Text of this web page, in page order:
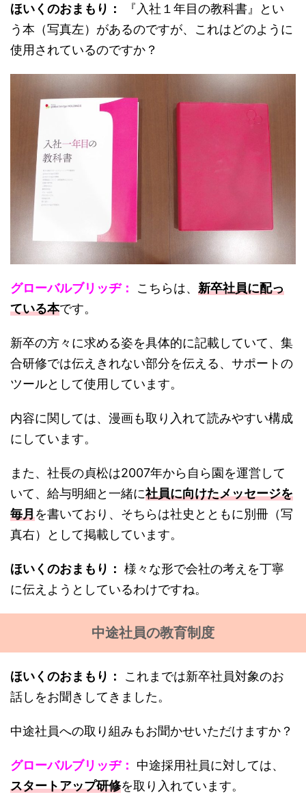
ほいくのおまもり：
『入社１年目の教科書』とい
う本（写真左）があるのですが、これはどのように
使用されているのですか？
グローバルブリッヂ： こちらは、 新卒社員に配っ
ている本です。
新卒の方々に求める姿を具体的に記載していて、集
合研修では伝えきれない部分を伝える、サポートの
ツールとして使用しています。
内容に関しては、漫画も取り入れて読みやすい構成
にしています。
また、社長の貞松は2007年から自ら園を運営して
いて、給与明細と一緒に社員に向けたメッセージを
毎月を書いており、そちらは社史とともに別冊（写
真右）として掲載しています。
ほいくのおまもり： 様々な形で会社の考えを丁寧
に伝えようとしているわけですね。
中途社員の教育制度
ほいくのおまもり：
これまでは新卒社員対象のお
話しをお聞きしてきました。
中途社員への取り組みもお聞かせいただけますか？
グローバルブリッヂ：
中途採用社員に対しては、
スタートアップ研修を取り入れています。